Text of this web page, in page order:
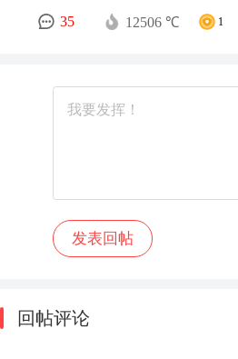
35 12506 ℃ 1
回帖评论